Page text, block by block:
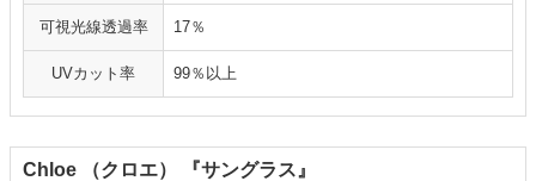
可視光線透過率 17％
UVカット率 99％以上
Chloe （クロエ） 『サングラス』